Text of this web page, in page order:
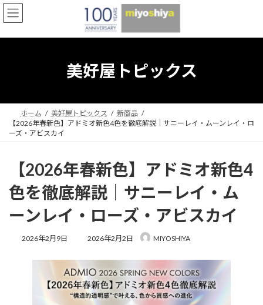
コ
ン
ン
ナ
ビ
ー
美好屋トピックス
ホーム 美好屋トピックス
新商品
【2026年春新色】アドミオ新色4色を徹底解説｜サニーレイ・ムーンレイ・ロ
ーズ・アビスカイ
【2026年春新色】アドミオ新色4
色を徹底解説｜サニーレイ・ム
ーンレイ・ローズ・アビスカイ
2026年2月9日
最
新
日
時
:
2026年2月2日 MIYOSHIYA